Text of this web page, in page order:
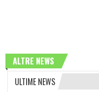
ALTRE NEWS
ULTIME NEWS